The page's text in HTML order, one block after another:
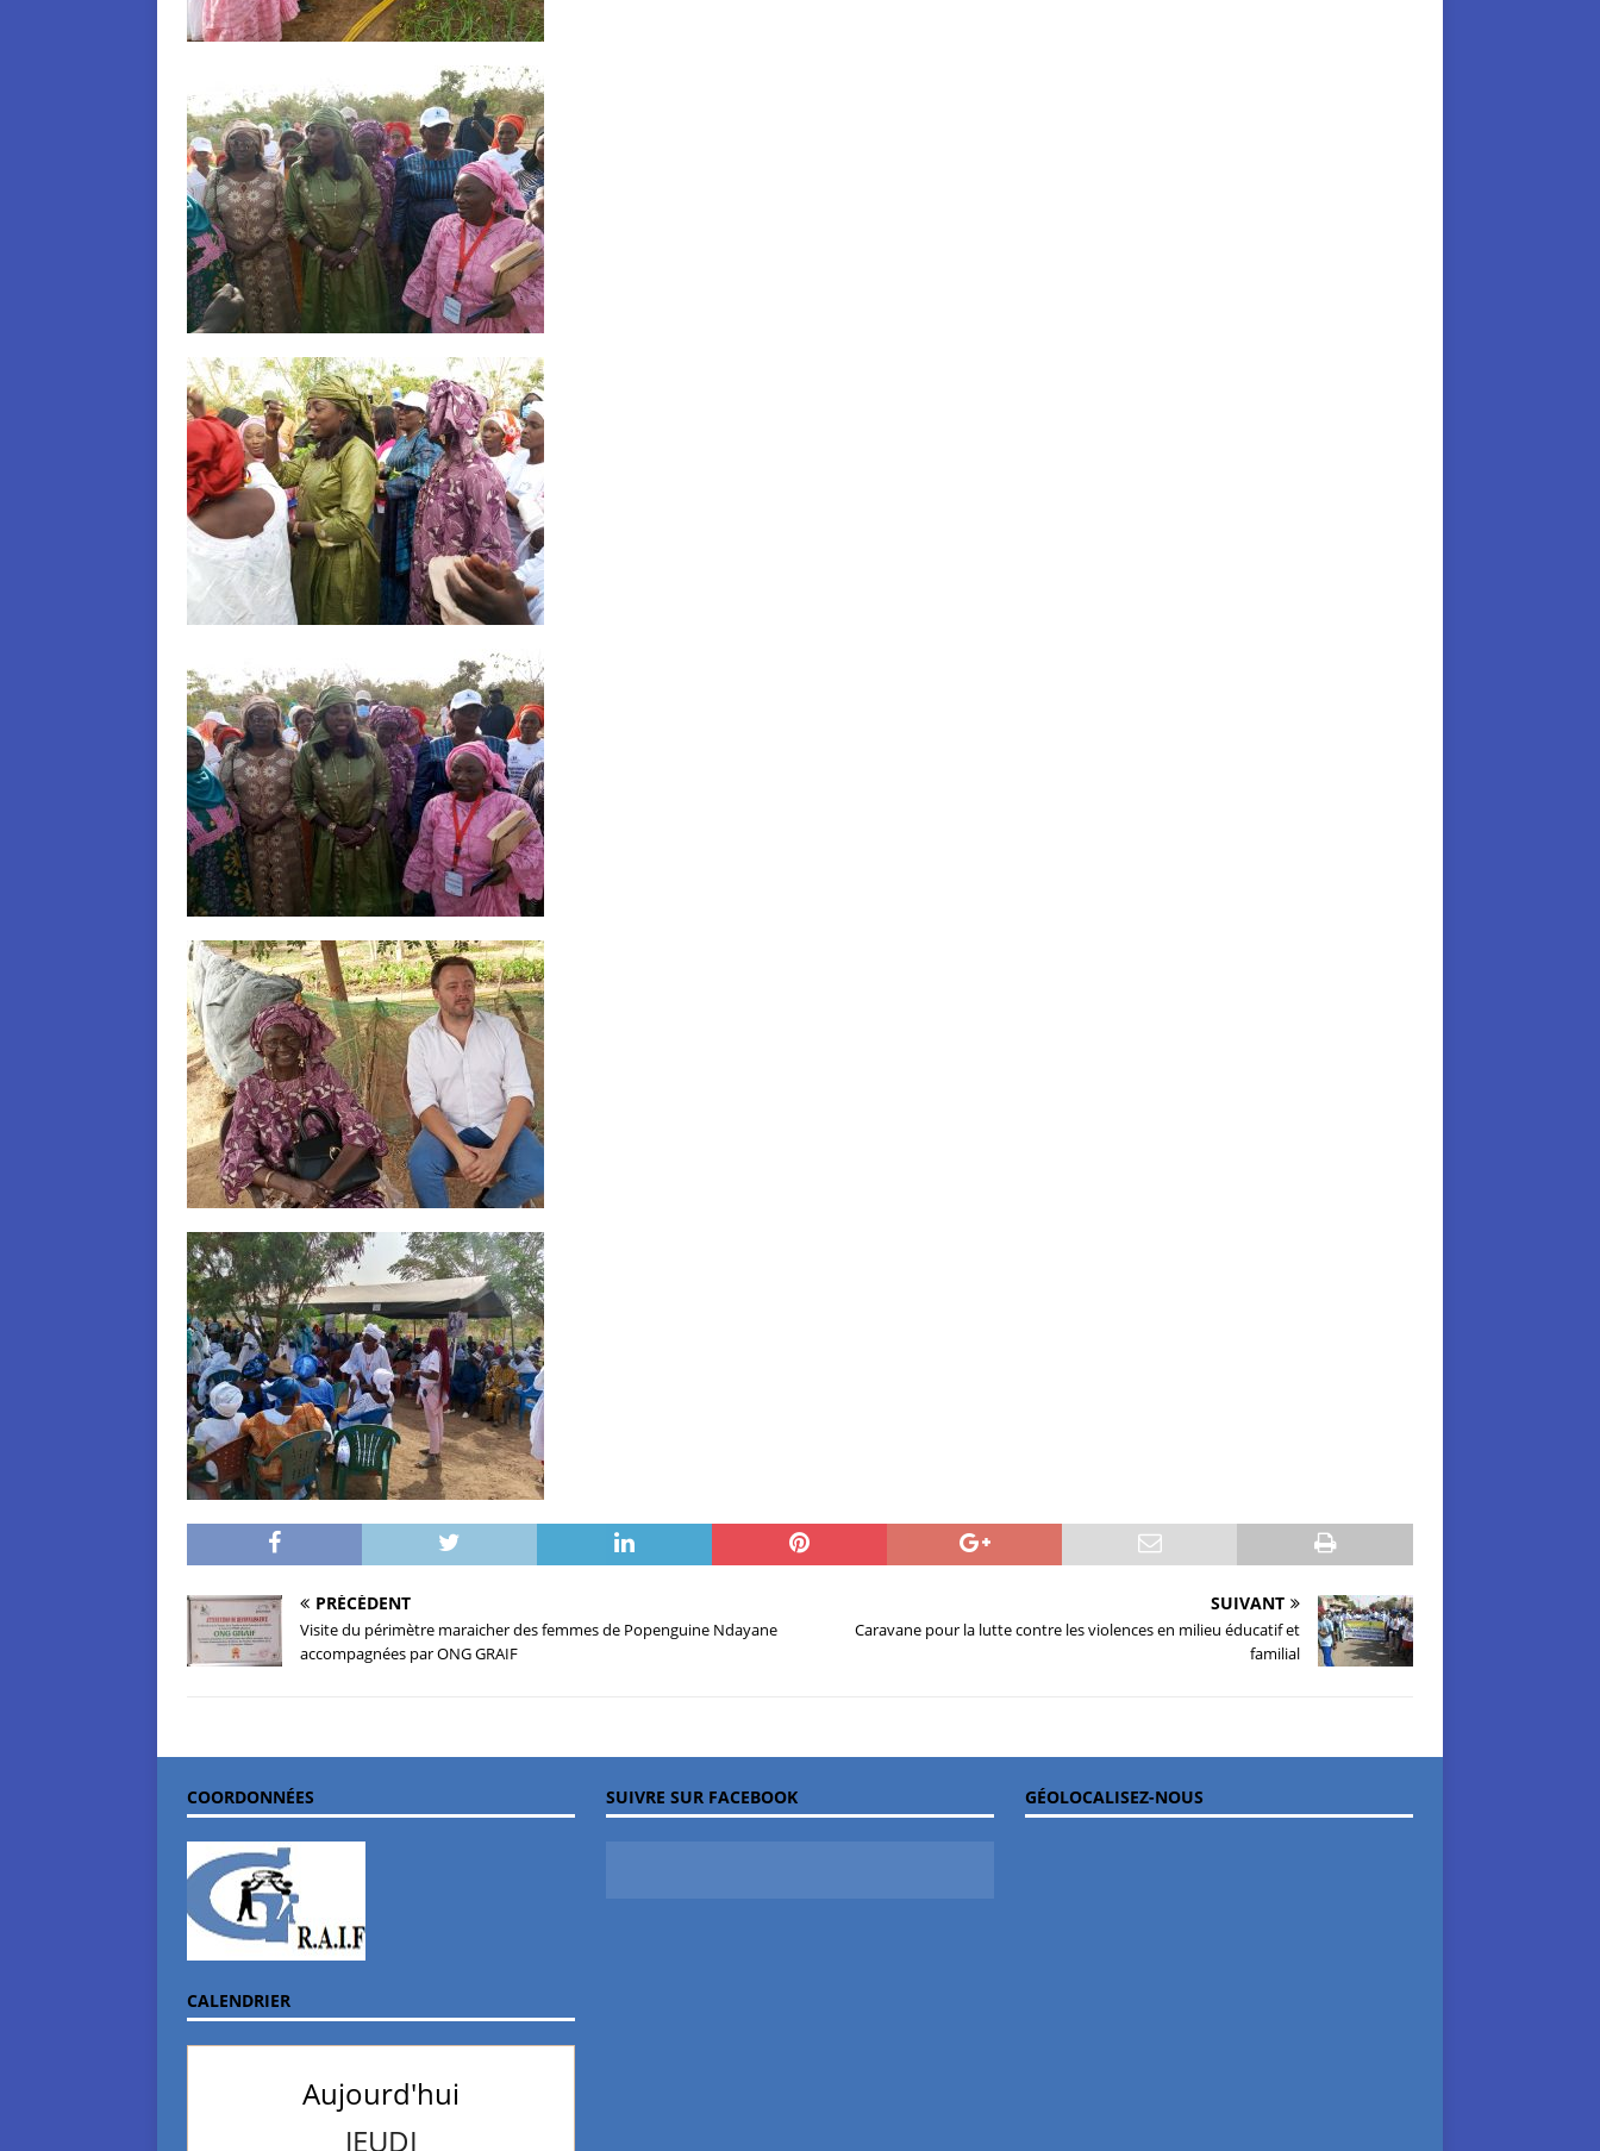
PRÉCÉDENT
Visite du périmètre maraicher des femmes de Popenguine Ndayane
accompagnées par ONG GRAIF
SUIVANT
Caravane pour la lutte contre les violences en milieu éducatif et
familial
COORDONNÉES
CALENDRIER
Aujourd'hui
JEUDI
SUIVRE SUR FACEBOOK GÉOLOCALISEZ-NOUS